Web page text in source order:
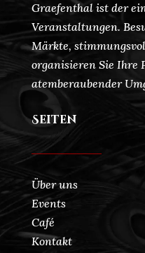
Graefenthal ist der
Veranstaltungen.
Märkte,
organisieren Sie Ihre
atemberaubender
Seiten
Über uns
Events
Café
Kontakt